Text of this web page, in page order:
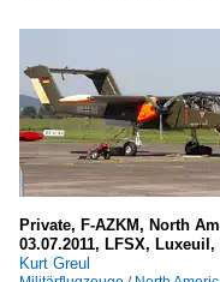
Private, F-AZKM, North
03.07.2011, LFSX, Luxeuil,
Kurt Greul